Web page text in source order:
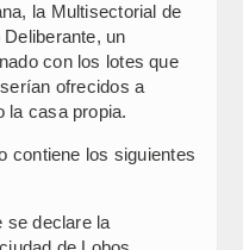
la Multisectorial de
un
con los lotes que
ofrecidos a
la casa propia.
contiene los siguientes
se declare la